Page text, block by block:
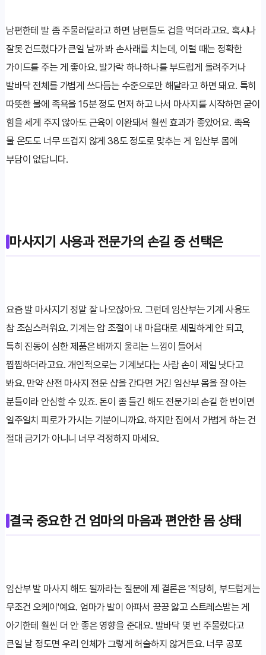
남편한테 발 좀 주물러달라고 하면 남편들도 겁을 먹더라고요. 혹시나
잘못 건드렸다가 큰일 날까 봐 손사래를 치는데, 이럴 때는 정확한
가이드를 주는 게 좋아요. 발가락 하나하나를 부드럽게 돌려주거나
발바닥 전체를 가볍게 쓰다듬는 수준으로만 해달라고 하면 돼요. 특히
따뜻한 물에 족욕을 15분 정도 먼저 하고 나서 마사지를 시작하면 굳이
힘을 세게 주지 않아도 근육이 이완돼서 훨씬 효과가 좋았어요. 족욕
물 온도도 너무 뜨겁지 않게 38도 정도로 맞추는 게 임산부 몸에
부담이 없답니다.
마사지기 사용과 전문가의 손길 중 선택은
요즘 발 마사지기 정말 잘 나오잖아요. 그런데 임산부는 기계 사용도
참 조심스러워요. 기계는 압 조절이 내 마음대로 세밀하게 안 되고,
특히 진동이 심한 제품은 배까지 울리는 느낌이 들어서
찝찝하더라고요. 개인적으로는 기계보다는 사람 손이 제일 낫다고
봐요. 만약 산전 마사지 전문 샵을 간다면 거긴 임산부 몸을 잘 아는
분들이라 안심할 수 있죠. 돈이 좀 들긴 해도 전문가의 손길 한 번이면
일주일치 피로가 가시는 기분이니까요. 하지만 집에서 가볍게 하는 건
절대 금기가 아니니 너무 걱정하지 마세요.
결국 중요한 건 엄마의 마음과 편안한 몸 상태
임산부 발 마사지 해도 될까라는 질문에 제 결론은 '적당히, 부드럽게는
무조건 오케이'예요. 엄마가 발이 아파서 끙끙 앓고 스트레스받는 게
아기한테 훨씬 더 안 좋은 영향을 준대요. 발바닥 몇 번 주물렀다고
큰일 날 정도면 우리 인체가 그렇게 허술하지 않거든요. 너무 공포